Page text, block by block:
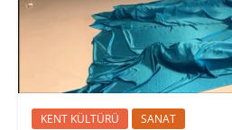
KENT KÜLTÜRÜ SANAT